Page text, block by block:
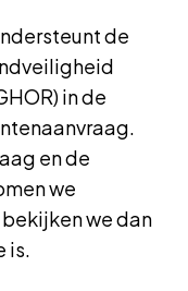
de
in de
en de
we
we dan
is.